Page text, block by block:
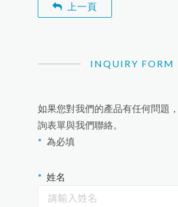
無油往復式空壓機
超高壓往復式空壓機
固定轉速螺旋式空壓機
可變轉速螺旋式空壓機
無油低壓螺旋式空壓機
無油渦卷式空壓機
空氣潔淨設備
吸附式乾燥機
薄膜式乾燥機
精密過濾器
第二道油細分離器
空氣桶
空壓系統節能專區空壓機熱能回收系統
空壓機變頻節能系統
特殊氣體空壓機 氧氣機
配管動力工程
上一頁
INQUIRY FORM
如果您對我們的產品有任何問題
詢表單與我們聯絡。
為必填
姓名